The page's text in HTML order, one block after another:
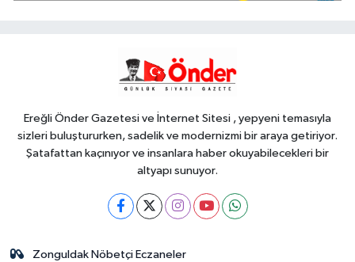
16:04
sokağında ziyaretçilerle buluşuyor
Ereğli Önder Gazetesi ve İnternet Sitesi , yepyeni temasıyla
sizleri buluştururken, sadelik ve modernizmi bir araya getiriyor.
Şatafattan kaçınıyor ve insanlara haber okuyabilecekleri bir
altyapı sunuyor.
Zonguldak Nöbetçi Eczaneler